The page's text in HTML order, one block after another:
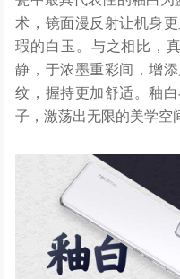
术，镜面漫反射让机身
瑕的白玉。与之相比，
静，于浓墨重彩间，增
纹，握持更加舒适。釉
子，激荡出无限的美学空